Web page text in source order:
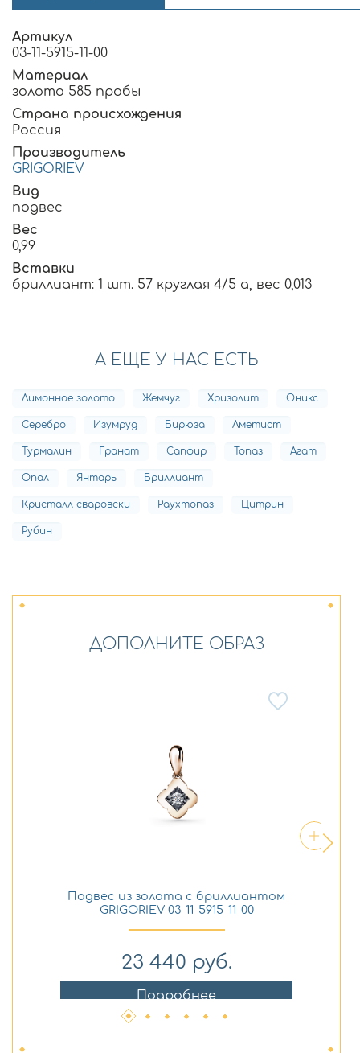
Артикул
03-11-5915-11-00
Материал
золото 585 пробы
Страна происхождения
Россия
Производитель
GRIGORIEV
Вид
подвес
Вес
0,99
Вставки
бриллиант: 1 шт. 57 круглая 4/5 а, вес 0,013
А ЕЩЕ У НАС ЕСТЬ
Лимонное золото Жемчуг Хризолит Оникс
Серебро Изумруд Бирюза Аметист
Турмалин Гранат Сапфир Топаз Агат
Опал Янтарь Бриллиант
Кристалл сваровски Раухтопаз Цитрин
Рубин
ДОПОЛНИТЕ ОБРАЗ
Подвес из золота с бриллиантом
GRIGORIEV 03-11-5915-11-00
23 440 руб.
Подробнее